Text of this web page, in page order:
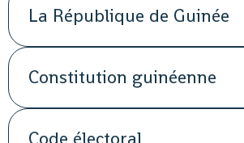
La République de Guinée
Constitution guinéenne